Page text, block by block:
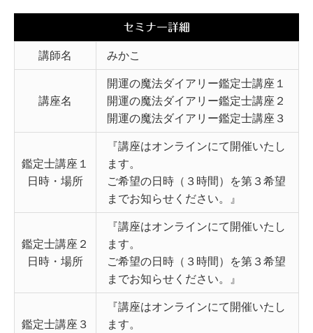
セミナー詳細
講師名 みかこ
講座名
開運の魔法ダイアリー鑑定士講座１
開運の魔法ダイアリー鑑定士講座２
開運の魔法ダイアリー鑑定士講座３
鑑定士講座１
日時・場所
『講座はオンラインにて開催いたし
ます。
ご希望の日時（３時間）を第３希望
までお知らせください。』
鑑定士講座２
日時・場所
『講座はオンラインにて開催いたし
ます。
ご希望の日時（３時間）を第３希望
までお知らせください。』
鑑定士講座３
『講座はオンラインにて開催いたし
ます。